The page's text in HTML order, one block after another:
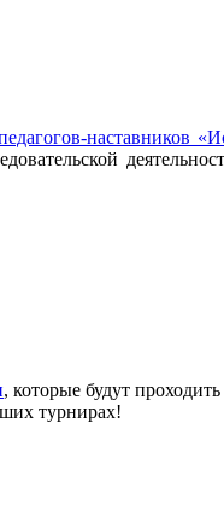
наставников
, которые будут проходить
турнирах!